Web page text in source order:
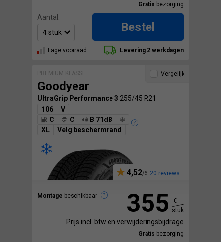
Gratis bezorging
Aantal:
Bestel
Lage voorraad Levering 2 werkdagen
PREMIUM KLASSE
Goodyear
UltraGrip Performance 3 255/45 R21
106
V
C
C
B 71dB
XL
Velg beschermrand
4,52 20 reviews
Montage beschikbaar
Vergelijk
355
€
stuk
Prijs incl. btw en verwijderingsbijdrage
Gratis bezorging